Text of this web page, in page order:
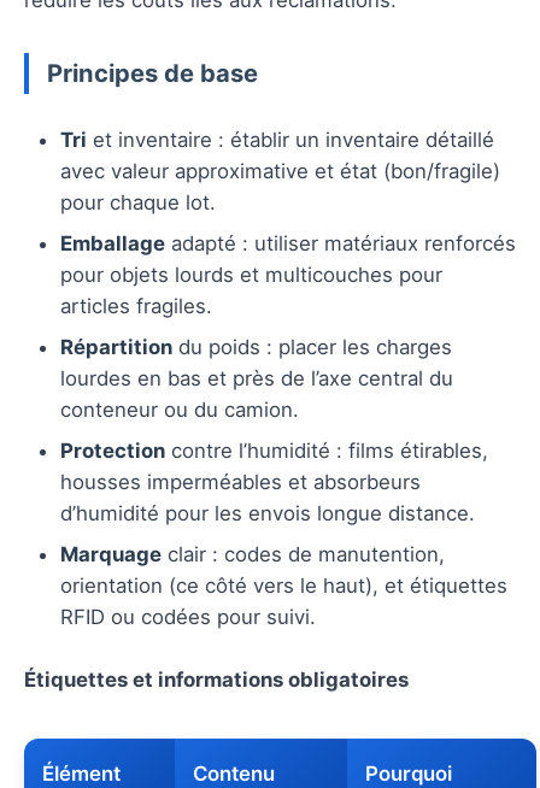
Principes de base
Tri et inventaire : établir un inventaire détaillé
avec valeur approximative et état (bon/fragile)
pour chaque lot.
Emballage adapté : utiliser matériaux renforcés
pour objets lourds et multicouches pour
articles fragiles.
Répartition du poids : placer les charges
lourdes en bas et près de l’axe central du
conteneur ou du camion.
Protection contre l’humidité : films étirables,
housses imperméables et absorbeurs
d’humidité pour les envois longue distance.
Marquage clair : codes de manutention,
orientation (ce côté vers le haut), et étiquettes
RFID ou codées pour suivi.
Étiquettes et informations obligatoires
Élément Contenu Pourquoi